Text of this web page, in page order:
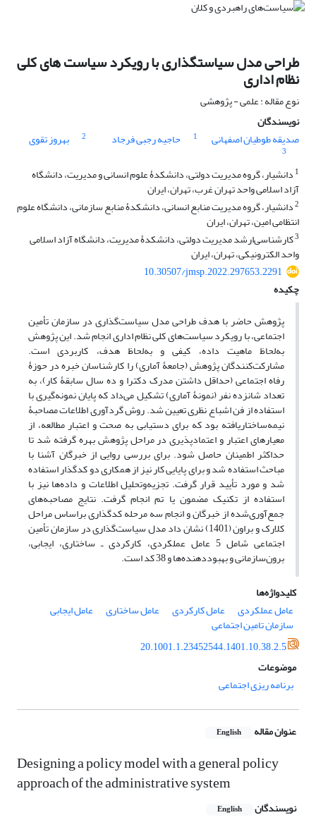
طراحی مدل سیاستگذاری با رویکرد سیاست های کلی
نظام اداری
نوع مقاله : علمی - پژوهشی
نویسندگان
صدیقه طوطیان اصفهانی
1 حاجیه رجبی فرجاد 2 بهروز تقوی
3
1 دانشیار، گروه مدیریت دولتی، دانشکدۀ علوم انسانی و مدیریت، دانشگاه
آزاد اسلامی واحد تهران غرب، تهران، ایران
2دانشیار، گروه مدیریت منابع انسانی، دانشکدۀ منابع سازمانی، دانشگاه علوم
انتظامی امین، تهران، ایران
3کارشناسی‌ارشد مدیریت دولتی، دانشکدۀ مدیریت، دانشگاه آزاد اسلامی
واحد الکترونیکی، تهران، ایران
10.30507/jmsp.2022.297653.2291
چکیده
پژوهش حاضر با هدف طراحی مدل سیاست‌گذاری در سازمان تأمین
اجتماعی، با رویکرد سیاست‌های کلی نظام اداری انجام شد. این پژوهش
به‌لحاظ ماهیت داده، کیفی و به‌لحاظ هدف، کاربردی است.
مشارکت‌کنندگان پژوهش (جامعۀ آماری) را کارشناسان خبره در حوزۀ
رفاه اجتماعی (حداقل داشتن مدرک دکترا و ده سال سابقۀ کار)، به
تعداد شانزده نفر (نمونۀ آماری) تشکیل می‌داد که پایان نمونه‌گیری با
استفاده از فن اشباع نظری تعیین شد. روش گردآوری اطلاعات مصاحبۀ
نیمه‌ساختاریافته بود که برای دستیابی به صحت و اعتبار مطالعه، از
معیارهای اعتبار و اعتمادپذیری در مراحل پژوهش بهره گرفته شد تا
حداکثر اطمینان حاصل شود. برای بررسی روایی از خبرگان آشنا با
مباحث استفاده شد و برای پایایی کار نیز از همکاری دو کدگذار استفاده
شد و مورد تأیید قرار گرفت. تجزیه‌وتحلیل اطلاعات و داده‌ها نیز با
استفاده از تکنیک مضمون یا تم انجام گرفت. نتایج مصاحبه‌های
جمع‌آوری‌شده از خبرگان و انجام سه مرحله کدگذاری براساس مراحل
کلارک و براون (1401) نشان داد مدل سیاست‌گذاری در سازمان تأمین
اجتماعی شامل 5 عامل عملکردی، کارکردی ـ ساختاری، ایجابی،
برون‌سازمانی و بهبوددهنده‌ها و 38 کد است.
کلیدواژه‌ها
عامل عملکردی
عامل کارکردی عامل ساختاری عامل ایجابی
سازمان تامین اجتماعی
20.1001.1.23452544.1401.10.38.2.5
موضوعات
برنامه ریزی اجتماعی
عنوان مقاله English
Designing a policy model with a general policy
approach of the administrative system
نویسندگان English